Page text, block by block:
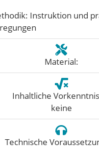
Instruktion und
Material:
Inhaltliche
keine
Technische